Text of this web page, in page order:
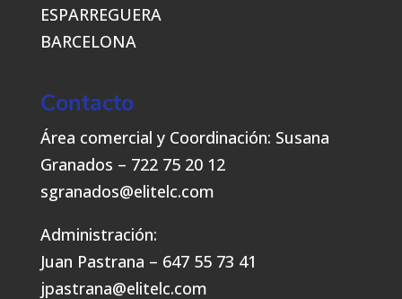
ESPARREGUERA
BARCELONA
Contacto
Área comercial y Coordinación: Susana
Granados – 722 75 20 12
sgranados@elitelc.com
Administración:
Juan Pastrana – 647 55 73 41
jpastrana@elitelc.com